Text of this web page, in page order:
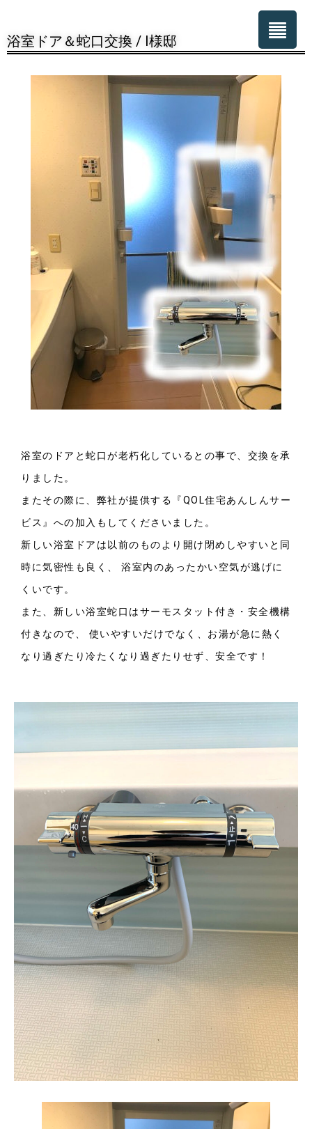
浴室ドア＆蛇口交換 / I様邸
浴室のドアと蛇口が老朽化しているとの事で、交換を承
りました。
またその際に、弊社が提供する『QOL住宅あんしんサー
ビス』への加入もしてくださいました。
新しい浴室ドアは以前のものより開け閉めしやすいと同
時に気密性も良く、 浴室内のあったかい空気が逃げに
くいです。
また、新しい浴室蛇口はサーモスタット付き・安全機構
付きなので、 使いやすいだけでなく、お湯が急に熱く
なり過ぎたり冷たくなり過ぎたりせず、安全です！